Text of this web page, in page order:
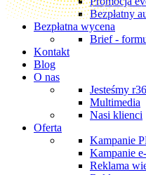
Bezpłatny
Bezpłatna wycena
Brief -
Kontakt
Blog
O nas
Jesteśmy
Multimedia
Nasi klienci
Oferta
Kampanie
Kampanie
Reklama